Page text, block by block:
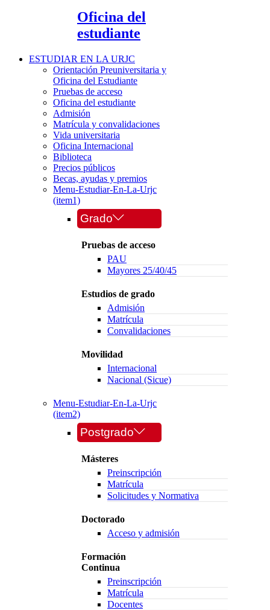
Oficina del
estudiante
ESTUDIAR EN LA URJC
Orientación Preuniversitaria y
Oficina del Estudiante
Pruebas de acceso
Oficina del estudiante
Admisión
Matrícula y convalidaciones
Vida universitaria
Oficina Internacional
Biblioteca
Precios públicos
Becas, ayudas y premios
Menu-Estudiar-En-La-Urjc
(item1)
Grado
Pruebas de acceso
PAU
Mayores 25/40/45
Estudios de grado
Admisión
Matrícula
Convalidaciones
Movilidad
Internacional
Nacional (Sicue)
Menu-Estudiar-En-La-Urjc
(item2)
Postgrado
Másteres
Preinscripción
Matrícula
Solicitudes y Normativa
Doctorado
Acceso y admisión
Formación
Continua
Preinscripción
Matrícula
Docentes